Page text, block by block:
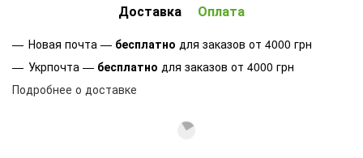
Доставка Оплата
Новая почта — бесплатно для заказов от 4000 грн
Укрпочта — бесплатно для заказов от 4000 грн
Подробнее о доставке